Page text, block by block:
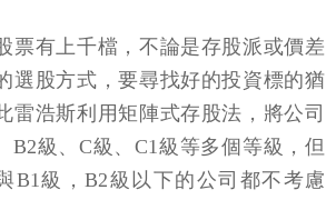
票有上千檔，不論是存股派或價差
選股方式，要尋找好的投資標的猶
雷浩斯利用矩陣式存股法，將公司
B2級、C級、C1級等多個等級，但
B1級，B2級以下的公司都不考慮